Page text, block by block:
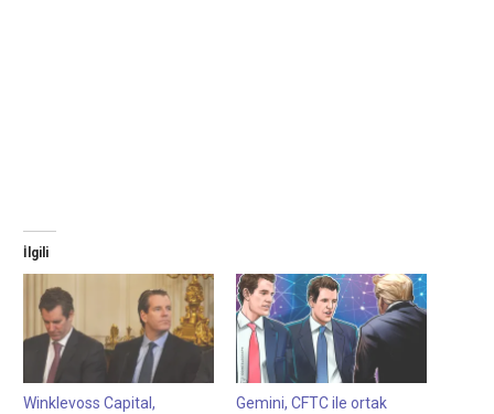
İlgili
Winklevoss Capital,
Gemini, CFTC ile ortak